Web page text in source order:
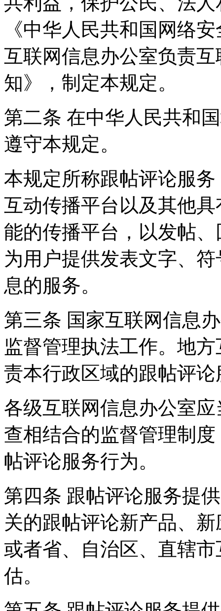
《中华人民共和国网络
互联网信息办公室负责
知》，制定本规定。
第二条 在中华人民共和
遵守本规定。
本规定所称跟帖评论服
互动传播平台以及其他
能的传播平台，以发帖
为用户提供发表文字、
息的服务。
第三条 国家互联网信息
监督管理执法工作。地
责本行政区域的跟帖评
各级互联网信息办公室
查相结合的监督管理制
帖评论服务行为。
第四条 跟帖评论服务提
关的跟帖评论新产品、
或者省、自治区、直辖
估。